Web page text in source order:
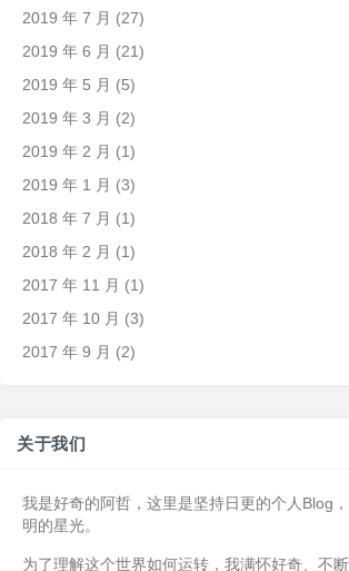
2019 年 7 月 (27)
2019 年 6 月 (21)
2019 年 5 月 (5)
2019 年 3 月 (2)
2019 年 2 月 (1)
2019 年 1 月 (3)
2018 年 7 月 (1)
2018 年 2 月 (1)
2017 年 11 月 (1)
2017 年 10 月 (3)
2017 年 9 月 (2)
关于我们
我是好奇的阿哲，这里是坚持日更的个人Blog
明的星光。
为了理解这个世界如何运转，我满怀好奇、不